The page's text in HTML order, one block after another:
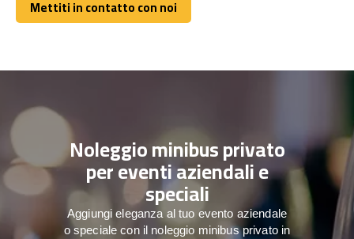
Mettiti in contatto con noi
Mettiti in contatto con noi
Noleggio minibus privato
per eventi aziendali e
speciali
Aggiungi eleganza al tuo evento aziendale
o speciale con il noleggio minibus privato in